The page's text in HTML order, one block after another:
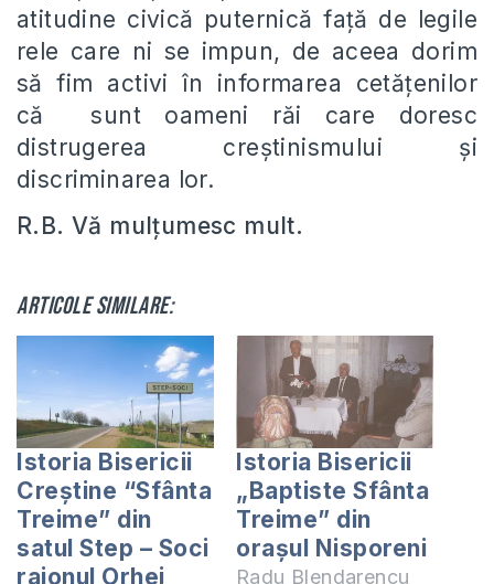
atitudine civică puternică faţă de legile
rele care ni se impun, de aceea dorim
să fim activi în informarea cetăţenilor
că sunt oameni răi care doresc
distrugerea creştinismului şi
discriminarea lor.
R.B. Vă mulţumesc mult.
Articole similare:
Istoria Bisericii
Creștine “Sfânta
Treime” din
satul Step – Soci
raionul Orhei
Istoria Bisericii
„Baptiste Sfânta
Treime” din
orașul Nisporeni
Radu Blendarencu